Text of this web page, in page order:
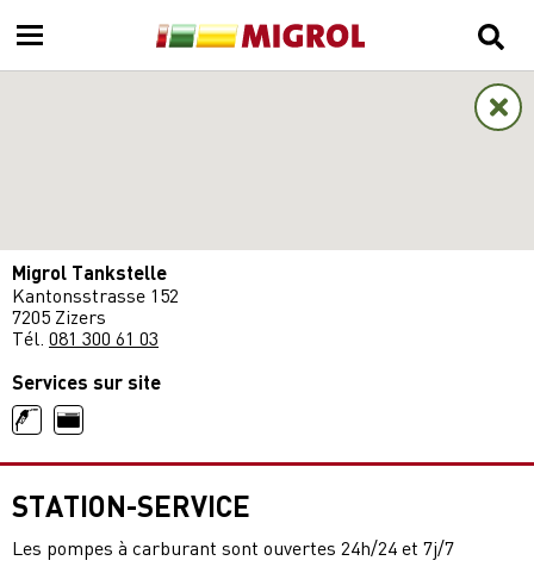
Migrol Tankstelle
Kantonsstrasse 152
7205 Zizers
Tél. 081 300 61 03
Services sur site
STATION-SERVICE
Les pompes à carburant sont ouvertes 24h/24 et 7j/7